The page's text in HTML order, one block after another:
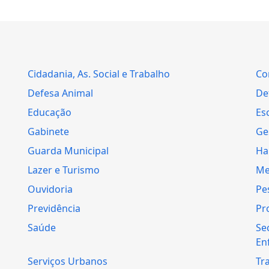
Cidadania, As. Social e Trabalho
Defesa Animal
Educação
Gabinete
Guarda Municipal
Lazer e Turismo
Ouvidoria
Previdência
Saúde
Serviços Urbanos